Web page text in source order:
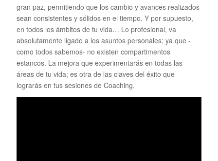
gran paz, permitiendo que los cambio y avances realizados
sean consistentes y sólidos en el tiempo. Y por supuesto,
en todos los ámbitos de tu vida… Lo profesional, va
absolutamente ligado a los asuntos personales; ya que -
como todos sabemos- no existen compartimentos
estancos. La mejora que experimentarás en todas las
áreas de tu vida; es otra de las claves del éxito que
lograrás en tus sesiones de Coaching.